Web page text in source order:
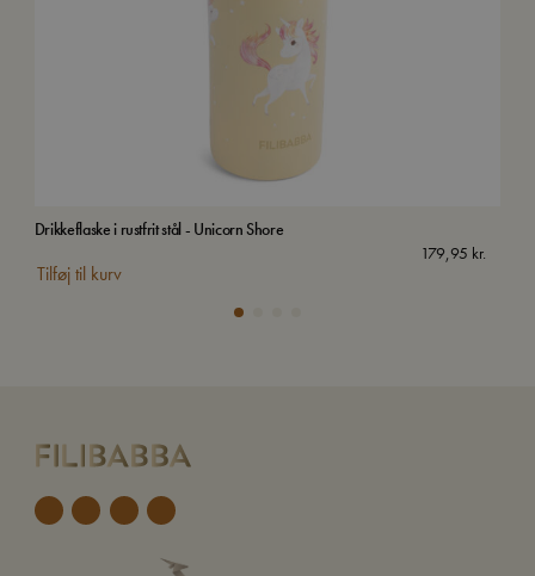
Drikkeflaske i rustfrit stål - Unicorn Shore
179,95 kr.
Tilføj til kurv